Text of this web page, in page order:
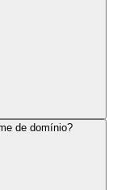
de domínio?